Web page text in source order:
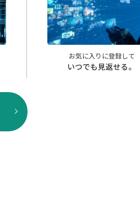
お気に入りに登録して
いつでも見返せる。